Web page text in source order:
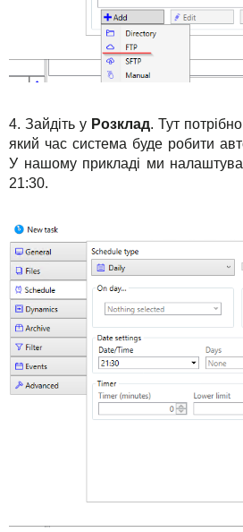
4. Зайдіть у Розклад. Тут
який час система буде робити
У нашому прикладі ми
21:30.